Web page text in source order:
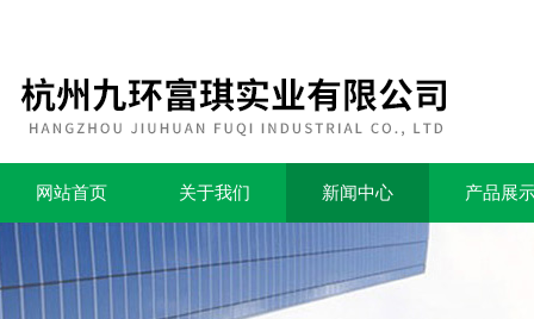
网站首页 关于我们 新闻中心 产品展